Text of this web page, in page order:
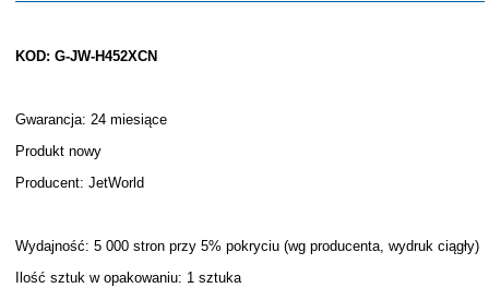
KOD: G-JW-H452XCN
Gwarancja: 24 miesiące
Produkt nowy
Producent: JetWorld
Wydajność: 5 000 stron przy 5% pokryciu (wg producenta, wydruk ciągły)
Ilość sztuk w opakowaniu: 1 sztuka